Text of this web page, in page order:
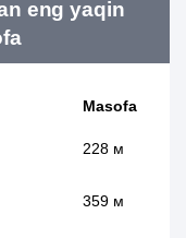
eng yaqin
Masofa
228 м
359 м